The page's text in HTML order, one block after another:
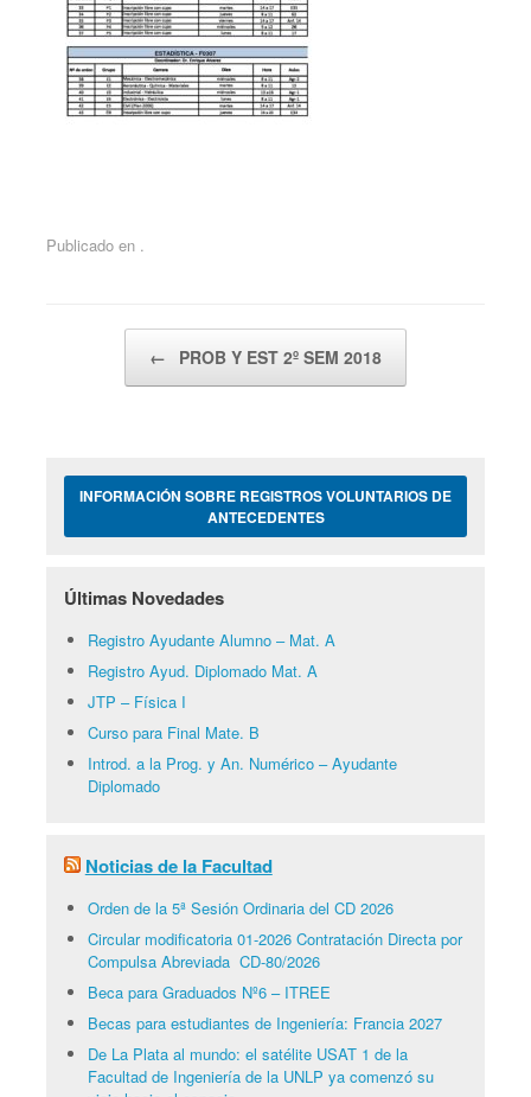
Publicado en .
← PROB Y EST 2º SEM 2018
INFORMACIÓN SOBRE REGISTROS VOLUNTARIOS DE
ANTECEDENTES
Últimas Novedades
Registro Ayudante Alumno – Mat. A
Registro Ayud. Diplomado Mat. A
JTP – Física I
Curso para Final Mate. B
Introd. a la Prog. y An. Numérico – Ayudante
Diplomado
Noticias de la Facultad
Orden de la 5ª Sesión Ordinaria del CD 2026
Circular modificatoria 01-2026 Contratación Directa por
Compulsa Abreviada CD-80/2026
Beca para Graduados Nº6 – ITREE
Becas para estudiantes de Ingeniería: Francia 2027
De La Plata al mundo: el satélite USAT 1 de la
Facultad de Ingeniería de la UNLP ya comenzó su